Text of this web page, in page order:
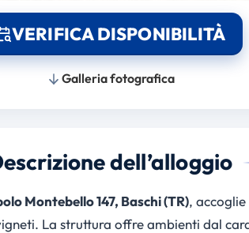
VERIFICA DISPONIBILITÀ
Galleria fotografica
dell’alloggio
Montebello 147, Baschi (TR),
La struttura offre ambienti dal